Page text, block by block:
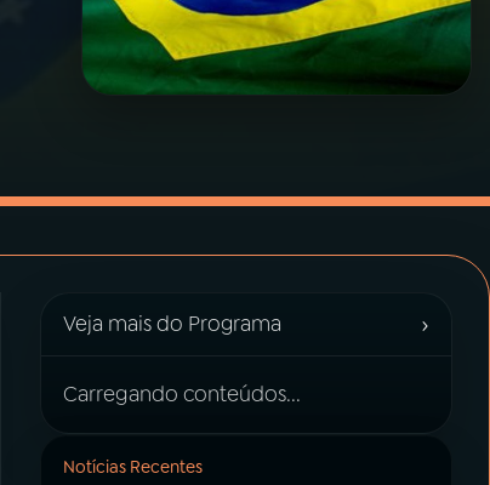
Veja mais do Programa ›
Carregando conteúdos...
Notícias Recentes